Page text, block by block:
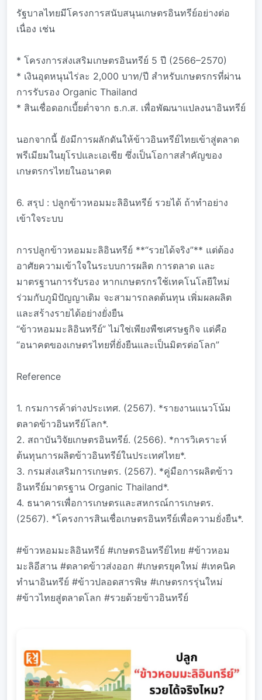
รัฐบาลไทยมีโครงการสนับสนุนเกษตรอินทรีย์อย่างต่อ
เนื่อง เช่น
* โครงการส่งเสริมเกษตรอินทรีย์ 5 ปี (2566–2570)
* เงินอุดหนุนไร่ละ 2,000 บาท/ปี สำหรับเกษตรกรที่ผ่าน
การรับรอง Organic Thailand
* สินเชื่อดอกเบี้ยต่ำจาก ธ.ก.ส. เพื่อพัฒนาแปลงนาอินทรีย์
นอกจากนี้ ยังมีการผลักดันให้ข้าวอินทรีย์ไทยเข้าสู่ตลาด
พรีเมียมในยุโรปและเอเชีย ซึ่งเป็นโอกาสสำคัญของ
เกษตรกรไทยในอนาคต
6. สรุป : ปลูกข้าวหอมมะลิอินทรีย์ รวยได้ ถ้าทำอย่าง
เข้าใจระบบ
การปลูกข้าวหอมมะลิอินทรีย์ **“รวยได้จริง”** แต่ต้อง
อาศัยความเข้าใจในระบบการผลิต การตลาด และ
มาตรฐานการรับรอง หากเกษตรกรใช้เทคโนโลยีใหม่
ร่วมกับภูมิปัญญาเดิม จะสามารถลดต้นทุน เพิ่มผลผลิต
และสร้างรายได้อย่างยั่งยืน
“ข้าวหอมมะลิอินทรีย์” ไม่ใช่เพียงพืชเศรษฐกิจ แต่คือ
“อนาคตของเกษตรไทยที่ยั่งยืนและเป็นมิตรต่อโลก”
Reference
1. กรมการค้าต่างประเทศ. (2567). *รายงานแนวโน้ม
ตลาดข้าวอินทรีย์โลก*.
2. สถาบันวิจัยเกษตรอินทรีย์. (2566). *การวิเคราะห์
ต้นทุนการผลิตข้าวอินทรีย์ในประเทศไทย*.
3. กรมส่งเสริมการเกษตร. (2567). *คู่มือการผลิตข้าว
อินทรีย์มาตรฐาน Organic Thailand*.
4. ธนาคารเพื่อการเกษตรและสหกรณ์การเกษตร.
(2567). *โครงการสินเชื่อเกษตรอินทรีย์เพื่อความยั่งยืน*.
#ข้าวหอมมะลิอินทรีย์ #เกษตรอินทรีย์ไทย #ข้าวหอม
มะลิอีสาน #ตลาดข้าวส่งออก #เกษตรยุคใหม่ #เทคนิค
ทำนาอินทรีย์ #ข้าวปลอดสารพิษ #เกษตรกรรุ่นใหม่
#ข้าวไทยสู่ตลาดโลก #รวยด้วยข้าวอินทรีย์